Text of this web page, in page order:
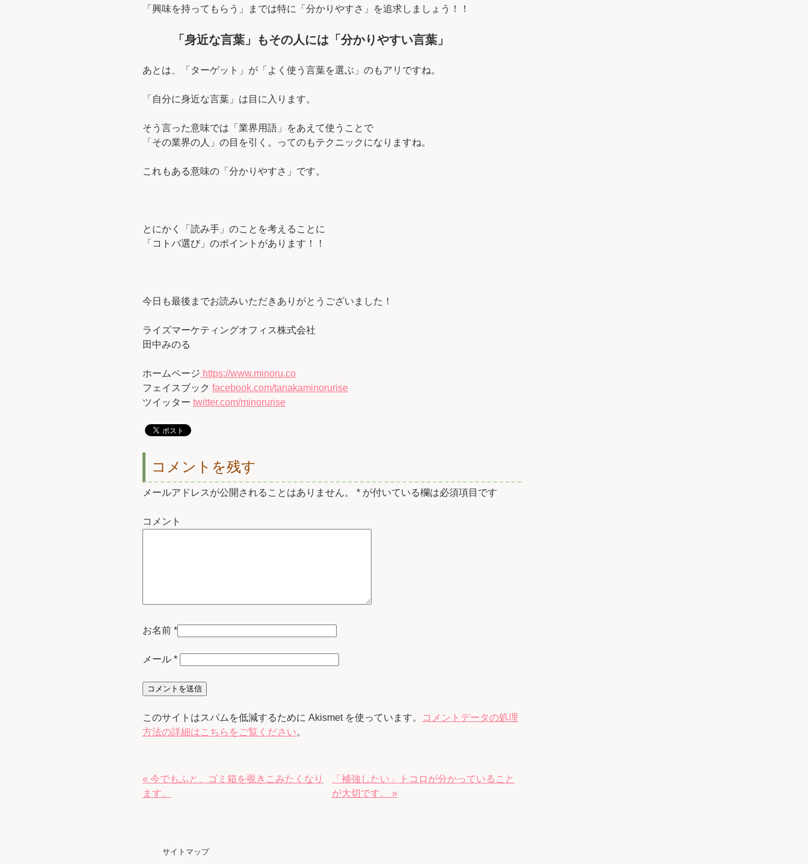
「興味を持ってもらう」までは特に「分かりやすさ」を追求しましょう！！
「身近な言葉」もその人には「分かりやすい言葉」
あとは、「ターゲット」が「よく使う言葉を選ぶ」のもアリですね。
「自分に身近な言葉」は目に入ります。
そう言った意味では「業界用語」をあえて使うことで
「その業界の人」の目を引く。ってのもテクニックになりますね。
これもある意味の「分かりやすさ」です。
とにかく「読み手」のことを考えることに
「コトバ選び」のポイントがあります！！
今日も最後までお読みいただきありがとうございました！
ライズマーケティングオフィス株式会社
田中みのる
ホームページ https://www.minoru.co
フェイスブック facebook.com/tanakaminorurise
ツイッター twitter.com/minorurise
コメントを残す
メールアドレスが公開されることはありません。 * が付いている欄は必須項目です
コメント
お名前 *
メール *
このサイトはスパムを低減するために Akismet を使っています。
コメントデータの処理
方法の詳細はこちらをご覧ください。
« 今でもふと、ゴミ箱を覗きこみたくなり
ます。
「補強したい」トコロが分かっていること
が大切です。 »
サイトマップ